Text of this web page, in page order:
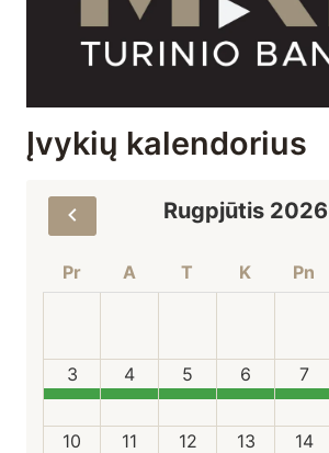
Įvykių kalendorius
Rugpjūtis 2026
Pr A T K Pn
3 4 5 6 7
10 11 12 13 14